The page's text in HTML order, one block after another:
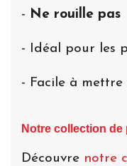
- Ne rouille pas
- Idéal pour les
- Facile à
Notre collection
Découvre notre